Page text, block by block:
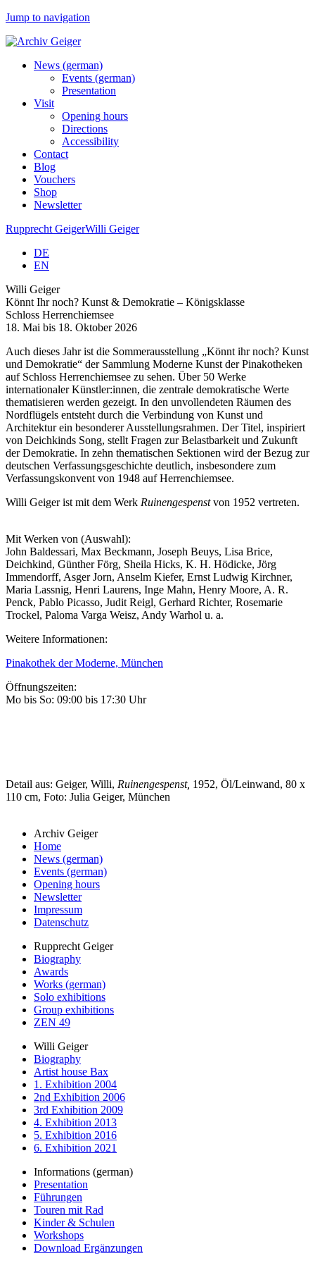
Jump to navigation
News (german)
Events (german)
Presentation
Visit
Opening hours
Directions
Accessibility
Contact
Blog
Vouchers
Shop
Newsletter
Rupprecht GeigerWilli Geiger
DE
EN
Willi Geiger
Könnt Ihr noch? Kunst & Demokratie – Königsklasse
Schloss Herrenchiemsee
18. Mai bis 18. Oktober 2026
Auch dieses Jahr ist die Sommerausstellung „Könnt ihr noch? Kunst
und Demokratie“ der Sammlung Moderne Kunst der Pinakotheken
auf Schloss Herrenchiemsee zu sehen. Über 50 Werke
internationaler Künstler:innen, die zentrale demokratische Werte
thematisieren werden gezeigt. In den unvollendeten Räumen des
Nordflügels entsteht durch die Verbindung von Kunst und
Architektur ein besonderer Ausstellungsrahmen. Der Titel, inspiriert
von Deichkinds Song, stellt Fragen zur Belastbarkeit und Zukunft
der Demokratie. In zehn thematischen Sektionen wird der Bezug zur
deutschen Verfassungsgeschichte deutlich, insbesondere zum
Verfassungskonvent von 1948 auf Herrenchiemsee.
Willi Geiger ist mit dem Werk Ruinengespenstvon 1952 vertreten.
Mit Werken von (Auswahl):
John Baldessari, Max Beckmann, Joseph Beuys, Lisa Brice,
Deichkind, Günther Förg, Sheila Hicks, K. H. Hödicke, Jörg
Immendorff, Asger Jorn, Anselm Kiefer, Ernst Ludwig Kirchner,
Maria Lassnig, Henri Laurens, Inge Mahn, Henry Moore, A. R.
Penck, Pablo Picasso, Judit Reigl, Gerhard Richter, Rosemarie
Trockel, Paloma Varga Weisz, Andy Warhol u. a.
Weitere Informationen:
Pinakothek der Moderne, München
Öffnungszeiten:
Mo bis So: 09:00 bis 17:30 Uhr
Detail aus: Geiger, Willi, Ruinengespenst, 1952, Öl/Leinwand, 80 x
110 cm, Foto: Julia Geiger, München
Archiv Geiger
Home
News (german)
Events (german)
Opening hours
Newsletter
Impressum
Datenschutz
Rupprecht Geiger
Biography
Awards
Works (german)
Solo exhibitions
Group exhibitions
ZEN 49
Willi Geiger
Biography
Artist house Bax
1. Exhibition 2004
2nd Exhibition 2006
3rd Exhibition 2009
4. Exhibition 2013
5. Exhibition 2016
6. Exhibition 2021
Informations (german)
Presentation
Führungen
Touren mit Rad
Kinder & Schulen
Workshops
Download Ergänzungen